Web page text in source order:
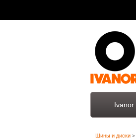
Ivanor
Шины и диски >